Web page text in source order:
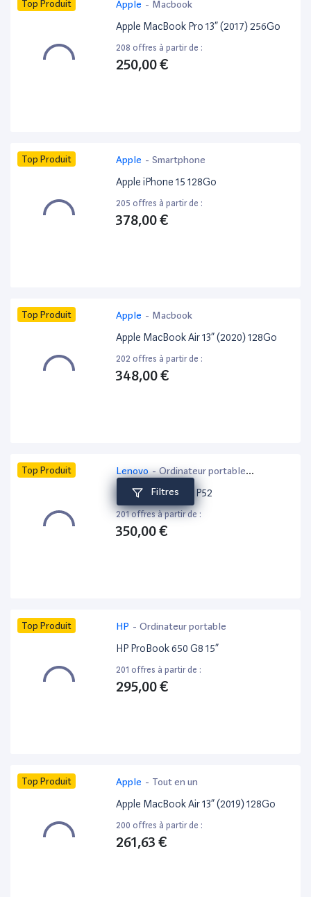
Filtres
Top Produit Apple - Macbook
Apple MacBook Pro 13” (2017) 256Go
208 offres à partir de :
250,00 €
Top Produit Apple - Smartphone
Apple iPhone 15 128Go
205 offres à partir de :
378,00 €
Top Produit Apple - Macbook
Apple MacBook Air 13” (2020) 128Go
202 offres à partir de :
348,00 €
Top Produit Lenovo- Ordinateur portable
bureautique
Lenovo ThinkPad P52
201 offres à partir de :
350,00 €
Top Produit HP - Ordinateur portable
HP ProBook 650 G8 15”
201 offres à partir de :
295,00 €
Top Produit Apple - Tout en un
Apple MacBook Air 13” (2019) 128Go
200 offres à partir de :
261,63 €